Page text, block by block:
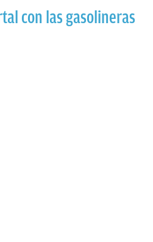
con las gasolineras